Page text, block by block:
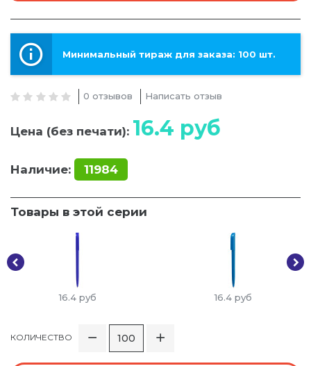
Минимальный тираж для заказа: 100 шт.
0 отзывов Написать отзыв
Цена (без печати): 16.4 руб
Наличие: 11984
Товары в этой серии
16.4 руб 16.4 руб
КОЛИЧЕСТВО